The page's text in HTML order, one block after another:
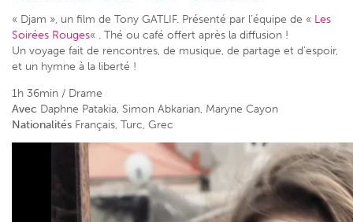
« Djam », un film de Tony GATLIF. Présenté par l’équipe de « Les
Soirées Rouges« . Thé ou café offert après la diffusion !
Un voyage fait de rencontres, de musique, de partage et d’espoir,
et un hymne à la liberté !
1h 36min / Drame
Avec Daphne Patakia, Simon Abkarian, Maryne Cayon
Nationalités Français, Turc, Grec